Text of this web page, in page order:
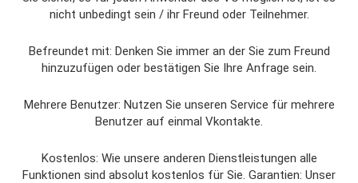
nicht unbedingt sein / ihr Freund oder Teilnehmer.
Befreundet mit: Denken Sie immer an der Sie zum Freund
hinzuzufügen oder bestätigen Sie Ihre Anfrage sein.
Mehrere Benutzer: Nutzen Sie unseren Service für mehrere
Benutzer auf einmal Vkontakte.
Kostenlos: Wie unsere anderen Dienstleistungen alle
Funktionen sind absolut kostenlos für Sie. Garantien: Unser